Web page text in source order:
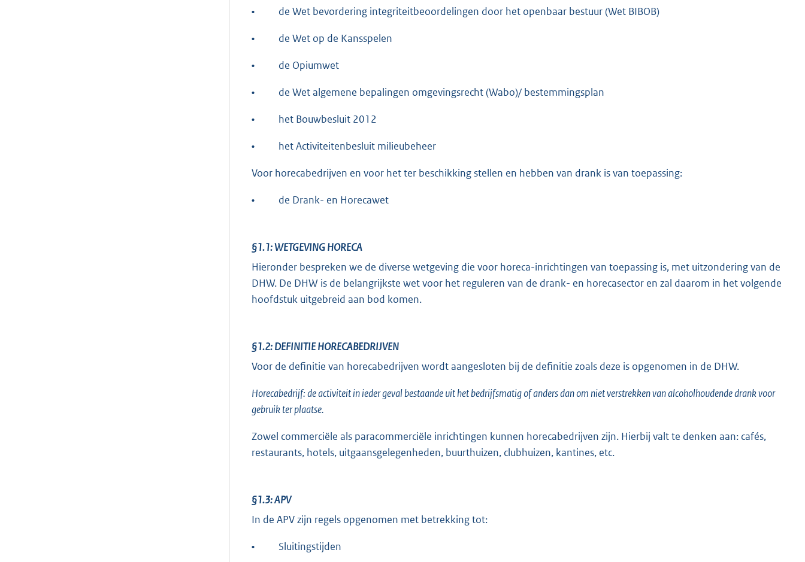
• de Wet bevordering integriteitbeoordelingen door het openbaar bestuur (Wet BIBOB)
• de Wet op de Kansspelen
• de Opiumwet
• de Wet algemene bepalingen omgevingsrecht (Wabo)/ bestemmingsplan
• het Bouwbesluit 2012
• het Activiteitenbesluit milieubeheer
Voor horecabedrijven en voor het ter beschikking stellen en hebben van drank is van toepassing:
• de Drank- en Horecawet
§1.1: WETGEVING HORECA
Hieronder bespreken we de diverse wetgeving die voor horeca-inrichtingen van toepassing is, met uitzondering van de
DHW. De DHW is de belangrijkste wet voor het reguleren van de drank- en horecasector en zal daarom in het volgende
hoofdstuk uitgebreid aan bod komen.
§1.2: DEFINITIE HORECABEDRIJVEN
Voor de definitie van horecabedrijven wordt aangesloten bij de definitie zoals deze is opgenomen in de DHW.
Horecabedrijf: de activiteit in ieder geval bestaande uit het bedrijfsmatig of anders dan om niet verstrekken van alcoholhoudende drank voor
gebruik ter plaatse.
Zowel commerciële als paracommerciële inrichtingen kunnen horecabedrijven zijn. Hierbij valt te denken aan: cafés,
restaurants, hotels, uitgaansgelegenheden, buurthuizen, clubhuizen, kantines, etc.
§1.3: APV
In de APV zijn regels opgenomen met betrekking tot:
• Sluitingstijden